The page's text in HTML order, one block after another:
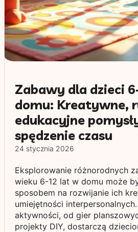
Zabawy dla dzieci
domu: Kreatywne,
edukacyjne
spędzenie czasu
24 stycznia 2026
Eksplorowanie różnorodnych
wieku 6-12 lat w domu może
sposobem na rozwijanie ich
umiejętności
aktywności, od gier
projekty DIY, dostarczą